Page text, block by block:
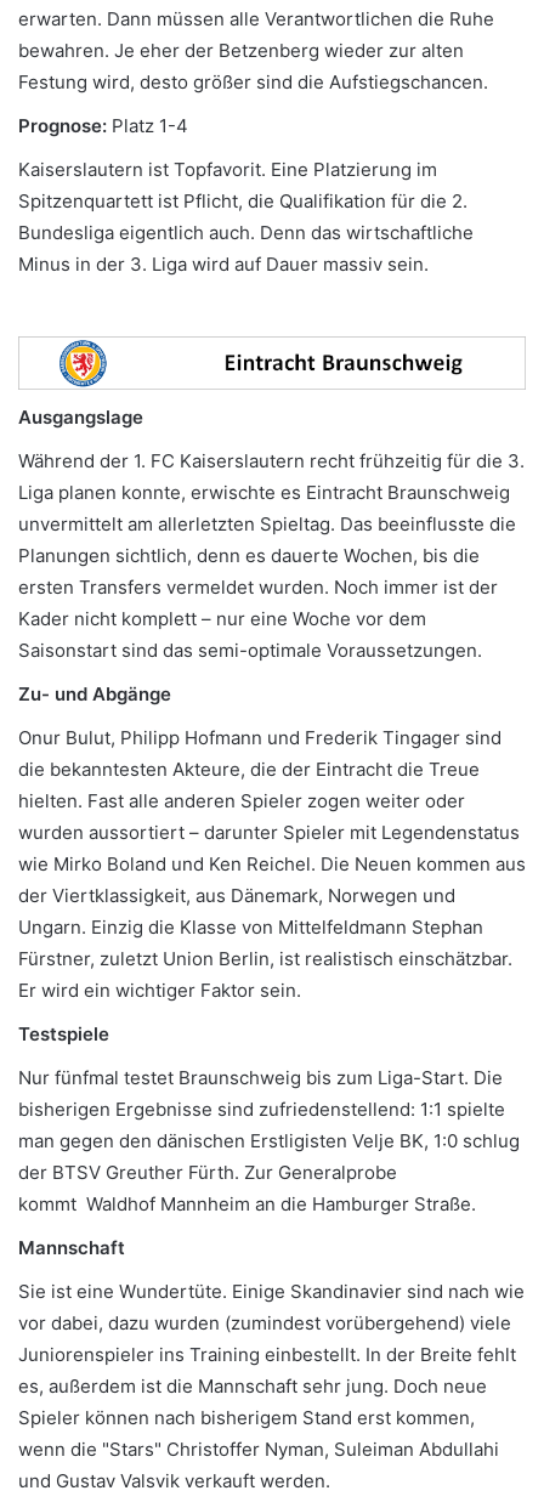
erwarten. Dann müssen alle Verantwortlichen die Ruhe
bewahren. Je eher der Betzenberg wieder zur alten
Festung wird, desto größer sind die Aufstiegschancen.
Prognose: Platz 1-4
Kaiserslautern ist Topfavorit. Eine Platzierung im
Spitzenquartett ist Pflicht, die Qualifikation für die 2.
Bundesliga eigentlich auch. Denn das wirtschaftliche
Minus in der 3. Liga wird auf Dauer massiv sein.
Ausgangslage
Während der 1. FC Kaiserslautern recht frühzeitig für die 3.
Liga planen konnte, erwischte es Eintracht Braunschweig
unvermittelt am allerletzten Spieltag. Das beeinflusste die
Planungen sichtlich, denn es dauerte Wochen, bis die
ersten Transfers vermeldet wurden. Noch immer ist der
Kader nicht komplett – nur eine Woche vor dem
Saisonstart sind das semi-optimale Voraussetzungen.
Zu- und Abgänge
Onur Bulut, Philipp Hofmann und Frederik Tingager sind
die bekanntesten Akteure, die der Eintracht die Treue
hielten. Fast alle anderen Spieler zogen weiter oder
wurden aussortiert – darunter Spieler mit Legendenstatus
wie Mirko Boland und Ken Reichel. Die Neuen kommen aus
der Viertklassigkeit, aus Dänemark, Norwegen und
Ungarn. Einzig die Klasse von Mittelfeldmann Stephan
Fürstner, zuletzt Union Berlin, ist realistisch einschätzbar.
Er wird ein wichtiger Faktor sein.
Testspiele
Nur fünfmal testet Braunschweig bis zum Liga-Start. Die
bisherigen Ergebnisse sind zufriedenstellend: 1:1 spielte
man gegen den dänischen Erstligisten Velje BK, 1:0 schlug
der BTSV Greuther Fürth. Zur Generalprobe
kommt Waldhof Mannheim an die Hamburger Straße.
Mannschaft
Sie ist eine Wundertüte. Einige Skandinavier sind nach wie
vor dabei, dazu wurden (zumindest vorübergehend) viele
Juniorenspieler ins Training einbestellt. In der Breite fehlt
es, außerdem ist die Mannschaft sehr jung. Doch neue
Spieler können nach bisherigem Stand erst kommen,
wenn die "Stars" Christoffer Nyman, Suleiman Abdullahi
und Gustav Valsvik verkauft werden.